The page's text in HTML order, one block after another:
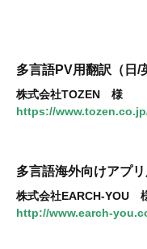
多言語PV用翻訳（日/
株式会社TOZEN 様
https://
多言語海外向けアプ
株式会社EARCH-YOU
http://www.earch-